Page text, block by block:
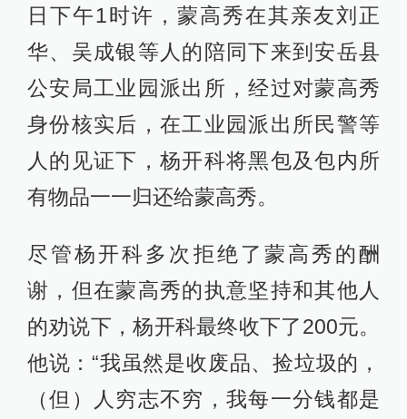
日下午1时许，蒙高秀在其亲友刘正
华、吴成银等人的陪同下来到安岳县
公安局工业园派出所，经过对蒙高秀
身份核实后，在工业园派出所民警等
人的见证下，杨开科将黑包及包内所
有物品一一归还给蒙高秀。
尽管杨开科多次拒绝了蒙高秀的酬
谢，但在蒙高秀的执意坚持和其他人
的劝说下，杨开科最终收下了200元。
他说：“我虽然是收废品、捡垃圾的，
（但）人穷志不穷，我每一分钱都是